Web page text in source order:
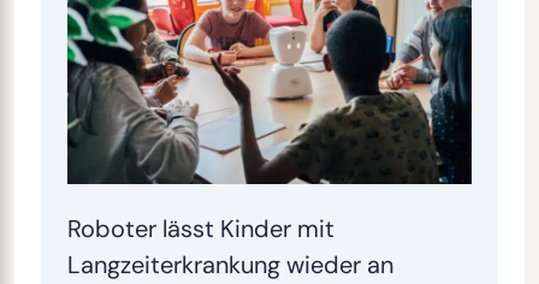
Roboter lässt Kinder mit
Langzeiterkrankung wieder an